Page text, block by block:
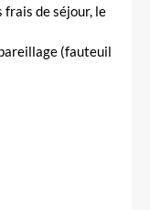
frais de séjour, le
(fauteuil